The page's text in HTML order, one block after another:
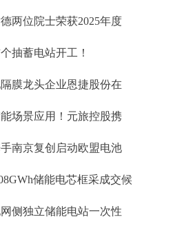
两位院士荣获2025年度
抽蓄电站开工！
膜龙头企业恩捷股份在
场景应用！元旅控股携
南京复创启动欧盟电池
储能电芯框采成交候
侧独立储能电站一次性